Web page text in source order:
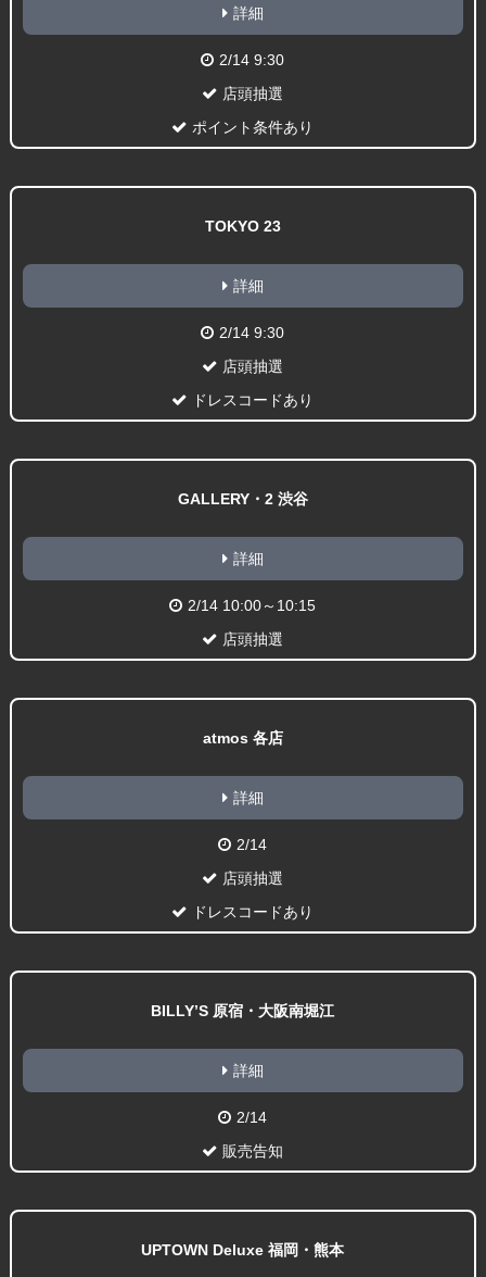
詳細
2/14 9:30
店頭抽選
ポイント条件あり
TOKYO 23
詳細
2/14 9:30
店頭抽選
ドレスコードあり
GALLERY・2 渋谷
詳細
2/14 10:00～10:15
店頭抽選
atmos 各店
詳細
2/14
店頭抽選
ドレスコードあり
BILLY’S 原宿・大阪南堀江
詳細
2/14
販売告知
UPTOWN Deluxe 福岡・熊本